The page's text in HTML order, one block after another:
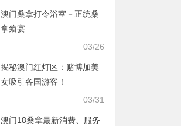
澳门桑拿打令浴室－正统桑
拿飨宴
03/26
揭秘澳门红灯区：赌博加美
女吸引各国游客！
03/31
澳门18桑拿最新消费、服务